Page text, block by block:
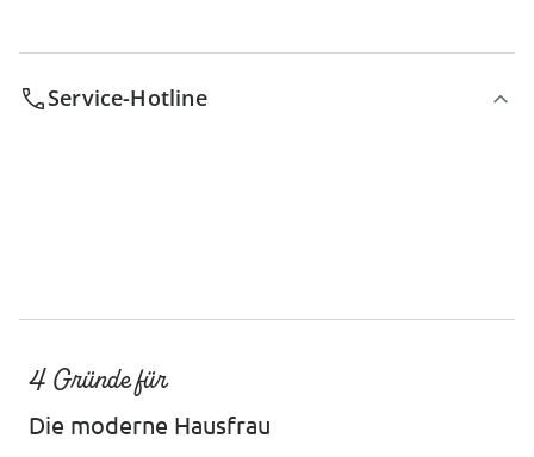
Service-Hotline
4 Gründe für
Die moderne Hausfrau